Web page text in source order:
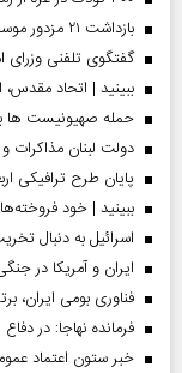
بازداشت ۲۱ مزدور موساد و ۴ شرور مسلح در استان کرمان
گفتگوی تلفنی وزرای
ببینید | اتحاد
حمله صهیونیست ها
دولت لبنان مذاکرات
پایان طرح ترافیکی اربعین ۱۴۰۵ پلیس راهور فراجا با ثبت ۶۷
ببینید | خود
اسرائیل به دنبال
ایران و آمریکا در
فناوری بومی ایران،
فرمانده نهاجا: در
خبر ستون اعتماد